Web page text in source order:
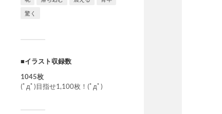
驚く
■イラスト収録数
1045枚
(ﾟдﾟ)目指せ1,100枚！(ﾟдﾟ)